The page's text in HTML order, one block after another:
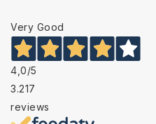
Very Good
4,0/5
3.217
reviews